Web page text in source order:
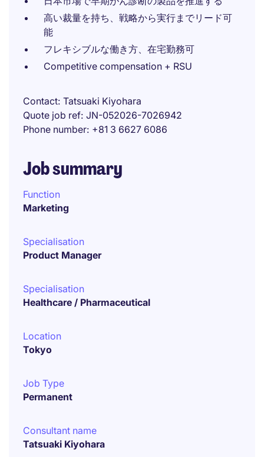
高い裁量を持ち、戦略から実行までリード可
能
フレキシブルな働き方、在宅勤務可
Competitive compensation + RSU
Contact Tatsuaki Kiyohara
Quote job ref JN-052026-7026942
Phone number +81 3 6627 6086
Job summary
Function
Marketing
Specialisation
Product Manager
Specialisation
Healthcare / Pharmaceutical
Location
Tokyo
Job Type
Permanent
Consultant name
Tatsuaki Kiyohara